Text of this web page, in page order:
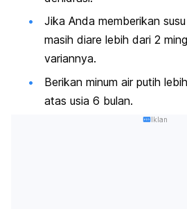
Jika Anda memberikan
masih diare lebih dari 2
variannya.
Berikan minum air putih
atas usia 6 bulan.
Iklan